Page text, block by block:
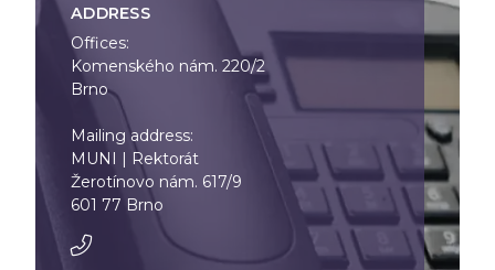
ADDRESS
Offices:
Komenského nám. 220/2
Brno
Mailing address:
MUNI | Rektorát
Žerotínovo nám. 617/9
601 77 Brno